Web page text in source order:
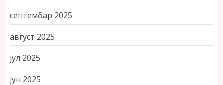
септембар 2025
август 2025
јул 2025
јун 2025